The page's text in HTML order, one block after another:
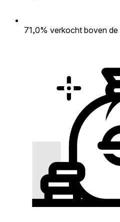
71,0% verkocht boven de